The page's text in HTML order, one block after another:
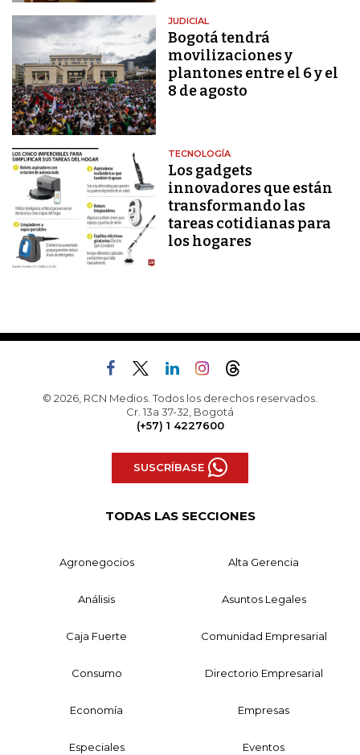
JUDICIAL
Bogotá tendrá
movilizaciones y
plantones entre el 6 y el
8 de agosto
TECNOLOGÍA
Los gadgets
innovadores que están
transformando las
tareas cotidianas para
los hogares
© 2026, RCN Medios. Todos los derechos reservados.
Cr. 13a 37-32, Bogotá
(+57) 1 4227600
SUSCRÍBASE
TODAS LAS SECCIONES
Agronegocios Alta Gerencia
Análisis Asuntos Legales
Caja Fuerte Comunidad Empresarial
Consumo Directorio Empresarial
Economía Empresas
Especiales Eventos